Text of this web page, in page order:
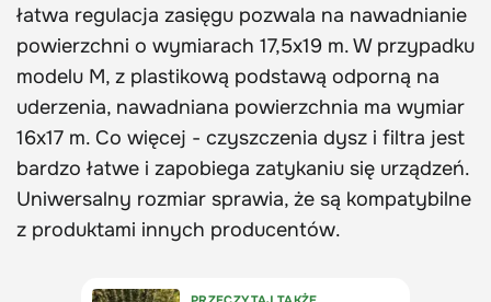
łatwa regulacja zasięgu pozwala na nawadnianie
powierzchni o wymiarach 17,5x19 m. W przypadku
modelu M, z plastikową podstawą odporną na
uderzenia, nawadniana powierzchnia ma wymiar
16x17 m. Co więcej - czyszczenia dysz i filtra jest
bardzo łatwe i zapobiega zatykaniu się urządzeń.
Uniwersalny rozmiar sprawia, że są kompatybilne
z produktami innych producentów.